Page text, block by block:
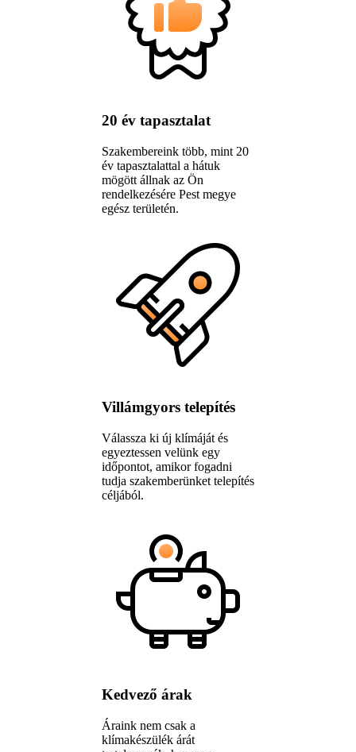
20 év tapasztalat
Szakembereink több, mint 20
év tapasztalattal a hátuk
mögött állnak az Ön
rendelkezésére Pest megye
egész területén.
Villámgyors telepítés
Válassza ki új klímáját és
egyeztessen velünk egy
időpontot, amikor fogadni
tudja szakemberünket telepítés
céljából.
Kedvező árak
Áraink nem csak a
klímakészülék árát